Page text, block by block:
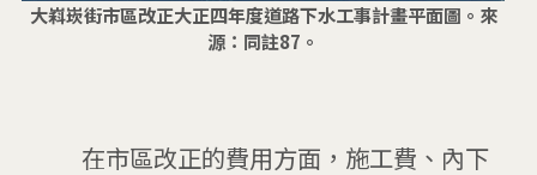
大嵙崁街市區改正大正四年度道路下水工事計畫平面圖。來
源：同註87。